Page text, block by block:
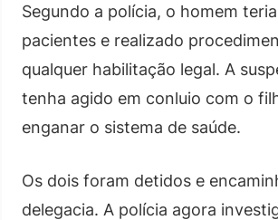
Segundo a polícia, o homem
pacientes e realizado
qualquer habilitação legal. A
tenha agido em conluio com o
enganar o sistema de saúde.
Os dois foram detidos e
delegacia. A polícia agora